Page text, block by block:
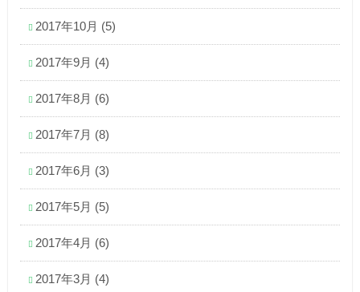
2017年10月 (5)
2017年9月 (4)
2017年8月 (6)
2017年7月 (8)
2017年6月 (3)
2017年5月 (5)
2017年4月 (6)
2017年3月 (4)